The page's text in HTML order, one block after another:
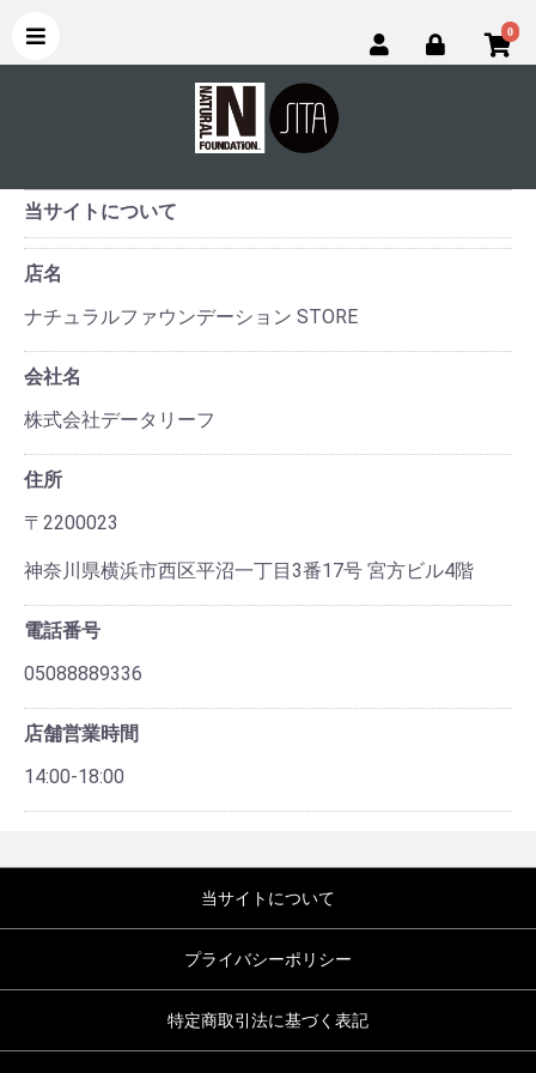
0
当サイトについて
店名
ナチュラルファウンデーション STORE
会社名
株式会社データリーフ
住所
〒2200023
神奈川県横浜市西区平沼一丁目3番17号 宮方ビル4階
電話番号
05088889336
店舗営業時間
14:00-18:00
当サイトについて
プライバシーポリシー
特定商取引法に基づく表記